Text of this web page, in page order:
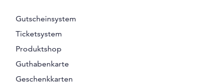
Gutscheinsystem
Ticketsystem
Produktshop
Guthabenkarte
Geschenkkarten